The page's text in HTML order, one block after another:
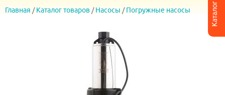
Каталог
Главная / Каталог товаров / Насосы / Погружные насосы